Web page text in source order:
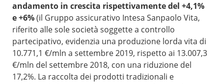
andamento in crescita rispettivamente del +4,1%
e +6%(il Gruppo assicurativo Intesa Sanpaolo Vita,
riferito alle sole società soggette a controllo
partecipativo, evidenzia una produzione lorda vita di
10.771,1 €/mln a settembre 2019, rispetto ai 13.007,3
€/mln del settembre 2018, con una riduzione del
17,2%. La raccolta dei prodotti tradizionali e